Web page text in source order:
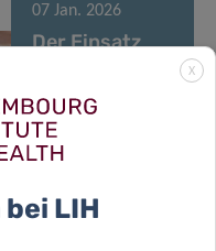
07 Jan. 2026
Der Einsatz
einzelnen
Läuferin
gegen
X
LIH